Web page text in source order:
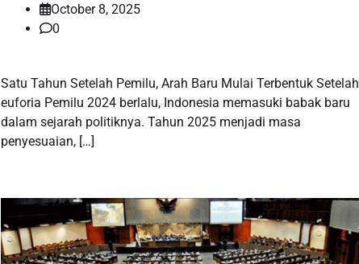
October 8, 2025
0
Satu Tahun Setelah Pemilu, Arah Baru Mulai Terbentuk Setelah
euforia Pemilu 2024 berlalu, Indonesia memasuki babak baru
dalam sejarah politiknya. Tahun 2025 menjadi masa
penyesuaian, […]